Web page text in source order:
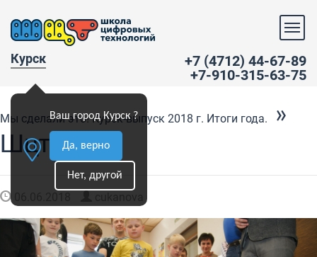
Курск
Ваш город Курск ?
Да, верно
Нет, другой
+7 (4712) 44-67-89
+7-910-315-63-75
Мы сделали это! Курск-выпуск 2018 г. Итоги года.
»
Шцт0197